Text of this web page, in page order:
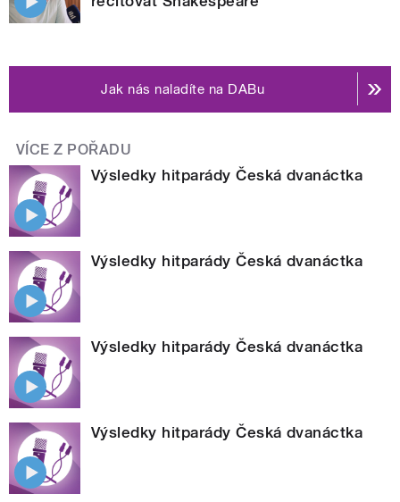
Jak nás naladíte na DABu
VÍCE Z POŘADU
Výsledky hitparády Česká dvanáctka
Výsledky hitparády Česká dvanáctka
Výsledky hitparády Česká dvanáctka
Výsledky hitparády Česká dvanáctka